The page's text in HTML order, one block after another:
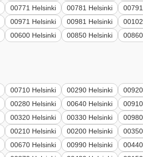
00771 Helsinki 00781 Helsinki
00971 Helsinki 00981 Helsinki
00600 Helsinki 00850 Helsinki
00710 Helsinki 00290 Helsinki
00280 Helsinki 00640 Helsinki
00320 Helsinki 00330 Helsinki
00210 Helsinki 00200 Helsinki
00670 Helsinki 00990 Helsinki